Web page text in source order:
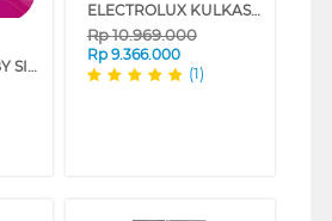
LG KULKAS SIDE BY SIDE REFRIGERATOR GCB257SQZL
ELECTROLUX KULKAS SIDE BY SIDE REFRIGERATOR 436L ESE4500AB
Rp10.969.000
Rp 9.366.000
(1)